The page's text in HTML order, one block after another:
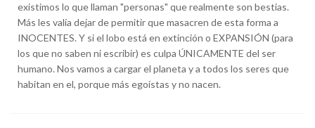
existimos lo que llaman "personas" que realmente son bestias.
Más les valía dejar de permitir que masacren de esta forma a
INOCENTES. Y si el lobo está en extinción o EXPANSIÓN (para
los que no saben ni escribir) es culpa ÚNICAMENTE del ser
humano. Nos vamos a cargar el planeta y a todos los seres que
habitan en el, porque más egoístas y no nacen.